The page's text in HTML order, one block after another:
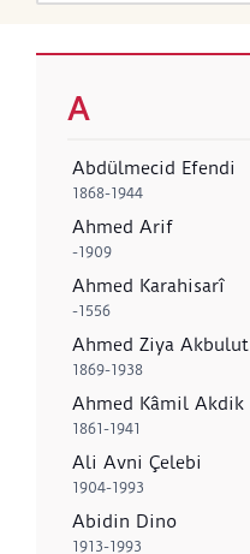
A
Abdülmecid Efendi
1868-1944
Ahmed Arif
-1909
Ahmed Karahisarî
-1556
Ahmed Ziya Akbulut
1869-1938
Ahmed Kâmil Akdik
1861-1941
Ali Avni Çelebi
1904-1993
Abidin Dino
1913-1993